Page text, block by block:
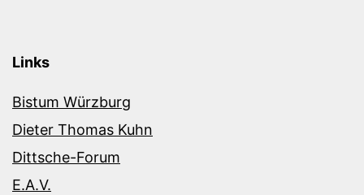
Links
Bistum Würzburg
Dieter Thomas Kuhn
Dittsche-Forum
E.A.V.